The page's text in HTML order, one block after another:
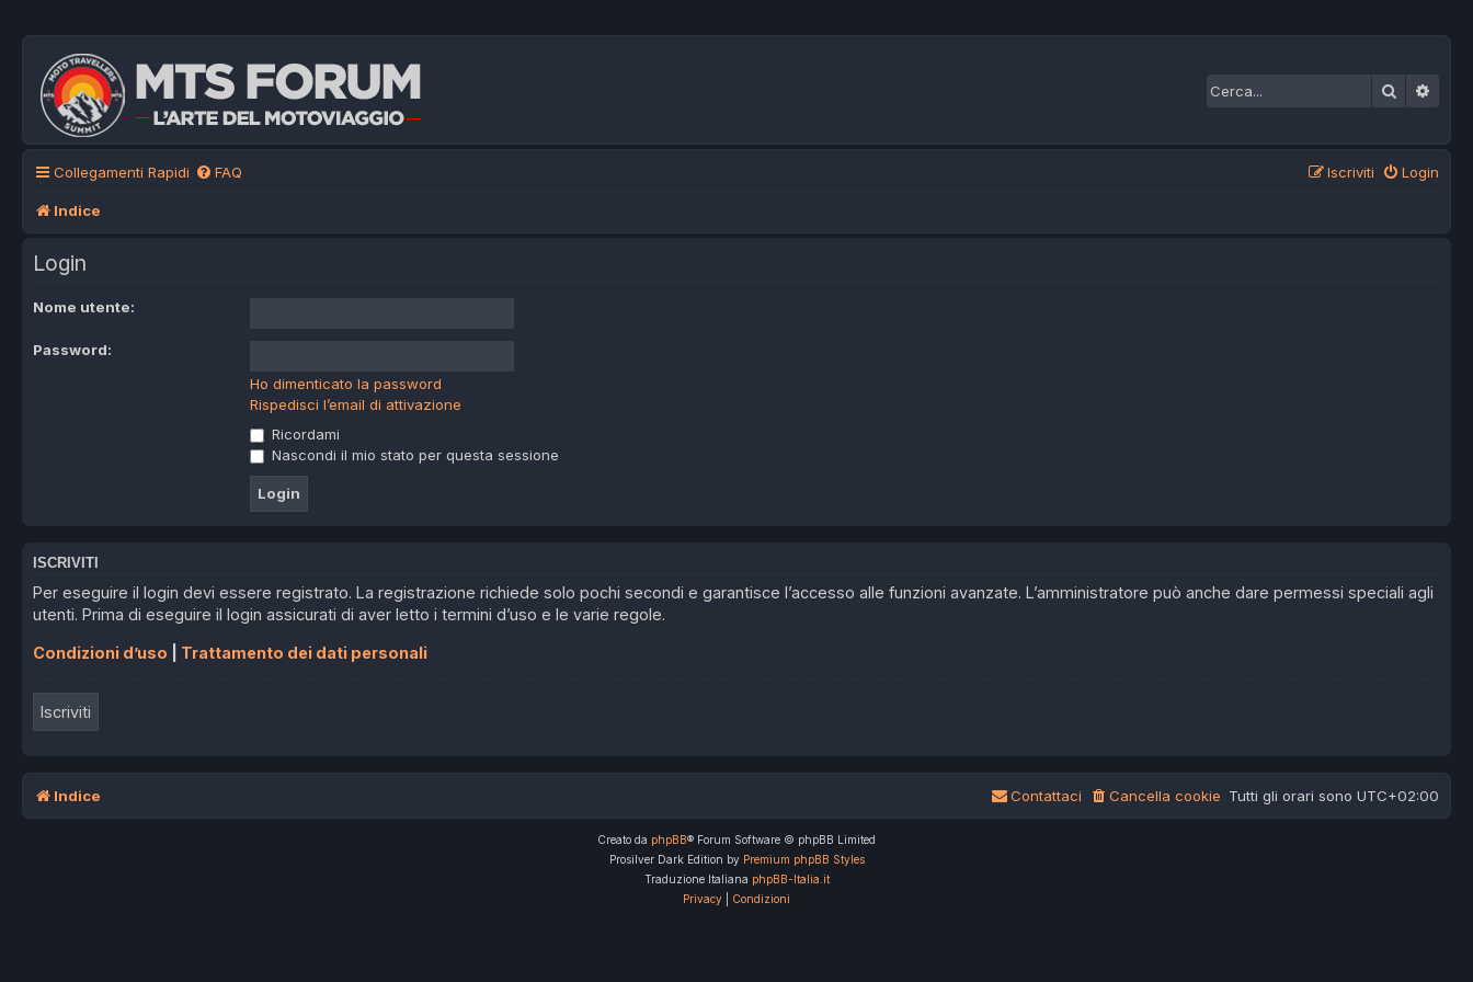
Cerca
Collegamenti Rapidi FAQ Login
Iscriviti
Indice
Login
Nome utente:
Password:
Ho dimenticato la password
Rispedisci l’email di attivazione
Ricordami
Nascondi il mio stato per questa sessione
ISCRIVITI
Per eseguire il login devi essere registrato. La registrazione richiede solo pochi secondi e garantisce l’accesso alle funzioni avanzate. L’amministratore può anche dare permessi speciali agli
utenti. Prima di eseguire il login assicurati di aver letto i termini d’uso e le varie regole.
Condizioni d’uso Trattamento dei dati personali
Iscriviti
Indice Tutti gli orari sono UTC+02:00
Cancella cookie
Contattaci
Creato da phpBB® Forum Software © phpBB Limited
Prosilver Dark Edition by Premium phpBB Styles
Traduzione Italiana phpBB-Italia.it
Privacy
Condizioni